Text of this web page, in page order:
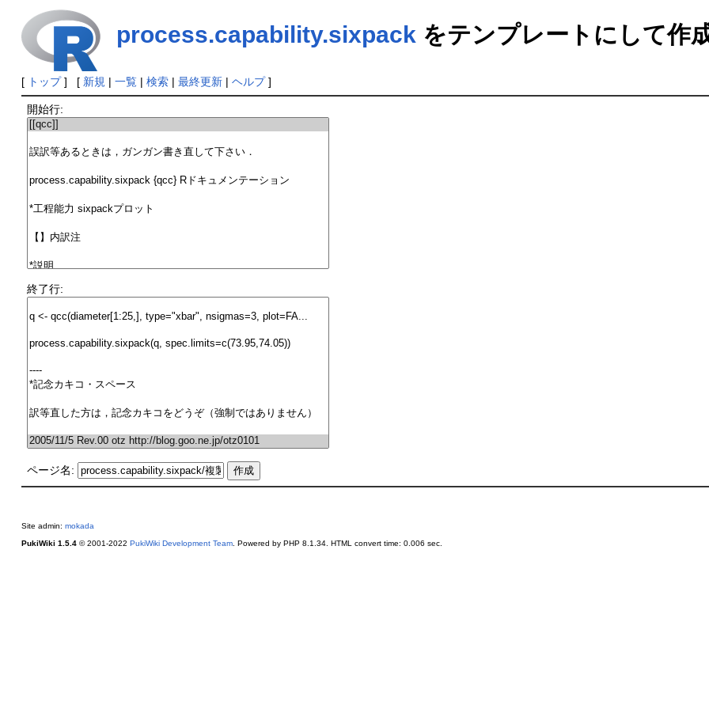
process.capability.sixpack をテンプレートにして作
[ トップ] [ 新規 | 一覧| 検索| 最終更新| ヘルプ]
開始行:
終了行:
ページ名:
Site admin: mokada
PukiWiki 1.5.4© 2001-2022 PukiWiki Development Team. Powered by PHP 8.1.34. HTML convert time: 0.006 sec.